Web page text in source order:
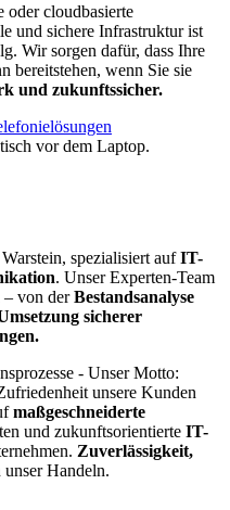
oder cloudbasierte
und sichere Infrastruktur ist
Wir sorgen dafür, dass Ihre
bereitstehen, wenn Sie sie
und zukunftssicher.
spezialisiert aufIT-
. Unser Experten-Team
– von derBestandsanalyse
sicherer
- Unser Motto:
unsere Kunden
maßgeschneiderte
und zukunftsorientierte IT-
Zuverlässigkeit,
unser Handeln.